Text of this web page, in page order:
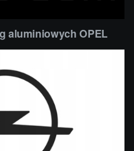
aluminiowych OPEL